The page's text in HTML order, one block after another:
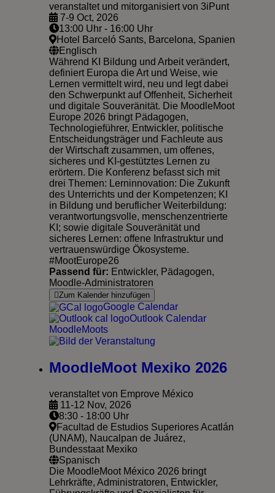
veranstaltet und mitorganisiert von 3iPunt
7-9 Oct, 2026
13:00 Uhr - 16:00 Uhr
Hotel Barceló Sants, Barcelona, Spanien
Englisch
Während KI Bildung und Arbeit verändert,
definiert Europa die Art und Weise, wie
Lernen vermittelt wird, neu und legt dabei
den Schwerpunkt auf Offenheit, Sicherheit
und digitale Souveränität. Die MoodleMoot
Europe 2026 bringt Pädagogen,
Technologieführer, Entwickler, politische
Entscheidungsträger und Fachleute aus
der Wirtschaft zusammen, um offenes,
sicheres und KI-gestütztes Lernen zu
erörtern. Die Konferenz befasst sich mit
drei Themen: Lerninnovation: Die Zukunft
des Unterrichts und der Kompetenzen; KI
in Bildung und beruflicher Weiterbildung:
verantwortungsvolle, menschenzentrierte
KI; sowie digitale Souveränität und
sicheres Lernen: offene Infrastruktur und
vertrauenswürdige Ökosysteme.
#MootEurope26
Passend für: Entwickler, Pädagogen,
Moodle-Administratoren
Zum Kalender hinzufügen
Google Calendar
Outlook Calendar
MoodleMoots
MoodleMoot Mexiko 2026
veranstaltet von Emprove México
11-12 Nov, 2026
8:30 - 18:00 Uhr
Facultad de Estudios Superiores Acatlán
(UNAM), Naucalpan de Juárez,
Bundesstaat Mexiko
Spanisch
Die MoodleMoot México 2026 bringt
Lehrkräfte, Administratoren, Entwickler,